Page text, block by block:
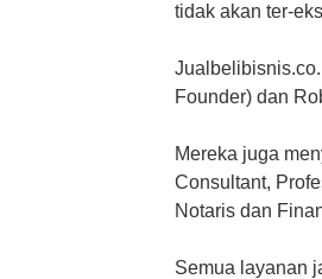
tidak akan ter-
Founder) dan
Mereka juga
Consultant,
Notaris dan
Semua layanan